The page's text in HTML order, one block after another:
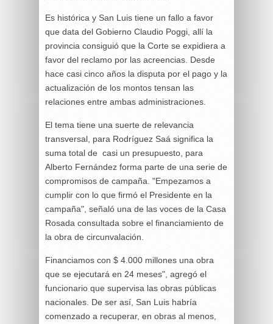
Es histórica y San Luis tiene un fallo a favor
que data del Gobierno Claudio Poggi, allí la
provincia consiguió que la Corte se expidiera a
favor del reclamo por las acreencias. Desde
hace casi cinco años la disputa por el pago y la
actualización de los montos tensan las
relaciones entre ambas administraciones.
El tema tiene una suerte de relevancia
transversal, para Rodríguez Saá significa la
suma total de casi un presupuesto, para
Alberto Fernández forma parte de una serie de
compromisos de campaña. "Empezamos a
cumplir con lo que firmó el Presidente en la
campaña", señaló una de las voces de la Casa
Rosada consultada sobre el financiamiento de
la obra de circunvalación.
Financiamos con $ 4.000 millones una obra
que se ejecutará en 24 meses", agregó el
funcionario que supervisa las obras públicas
nacionales. De ser así, San Luis habría
comenzado a recuperar, en obras al menos,